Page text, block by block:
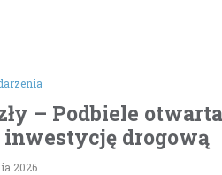
– Podbiele
drogową
2026